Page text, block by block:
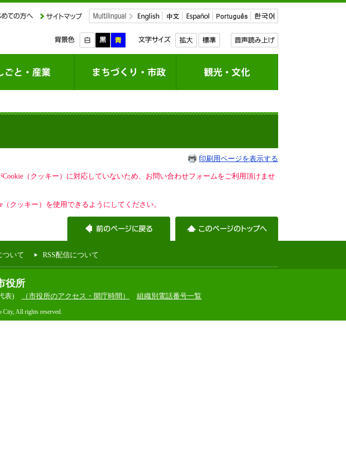
印刷用ページを表示する
（クッキー）に対応していないため、お問い合わせフォームをご利用頂けませ
クッキー）を使用できるようにしてください。
ついて RSS配信について
役所
表) （市役所のアクセス・開庁時間） 組織別電話番号一覧
All rights reserved.